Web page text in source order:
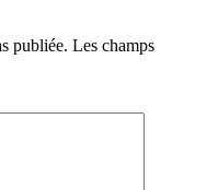
publiée. Les champs